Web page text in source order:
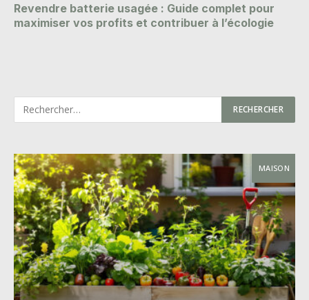
Revendre batterie usagée : Guide complet pour
maximiser vos profits et contribuer à l’écologie
MAISON